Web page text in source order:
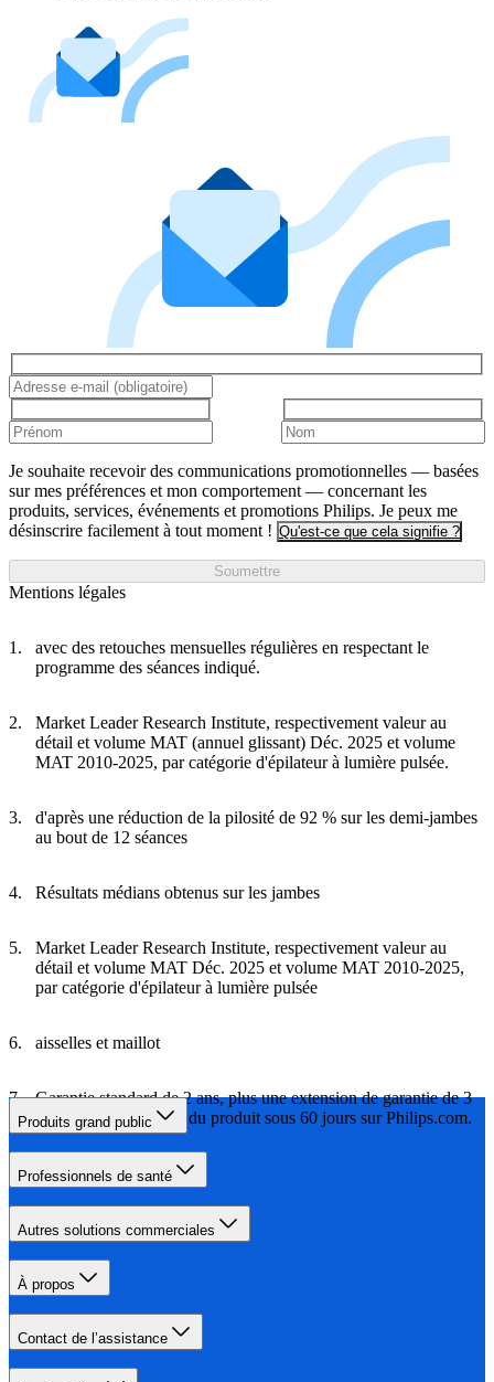
Je souhaite recevoir des communications promotionnelles — basées
sur mes préférences et mon comportement — concernant les
produits, services, événements et promotions Philips. Je peux me
désinscrire facilement à tout moment ! Qu'est-ce que cela signifie ?
Soumettre
Mentions légales
avec des retouches mensuelles régulières en respectant le
programme des séances indiqué.
Market Leader Research Institute, respectivement valeur au
détail et volume MAT (annuel glissant) Déc. 2025 et volume
MAT 2010-2025, par catégorie d'épilateur à lumière pulsée.
d'après une réduction de la pilosité de 92 % sur les demi-jambes
au bout de 12 séances
Résultats médians obtenus sur les jambes
Market Leader Research Institute, respectivement valeur au
détail et volume MAT Déc. 2025 et volume MAT 2010-2025,
par catégorie d'épilateur à lumière pulsée
aisselles et maillot
Garantie standard de 2 ans, plus une extension de garantie de 3
ans à l'enregistrement du produit sous 60 jours sur Philips.com.
Produits grand public
Professionnels de santé
Autres solutions commerciales
À propos
Contact de l’assistance